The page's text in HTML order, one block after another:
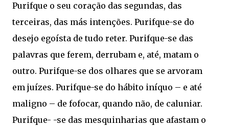
Purifque o seu coração das segundas, das
terceiras, das más intenções. Purifque-se do
desejo egoísta de tudo reter. Purifque-se das
palavras que ferem, derrubam e, até, matam o
outro. Purifque-se dos olhares que se arvoram
em juízes. Purifque-se do hábito iníquo – e até
maligno – de fofocar, quando não, de caluniar.
Purifque- -se das mesquinharias que afastam o